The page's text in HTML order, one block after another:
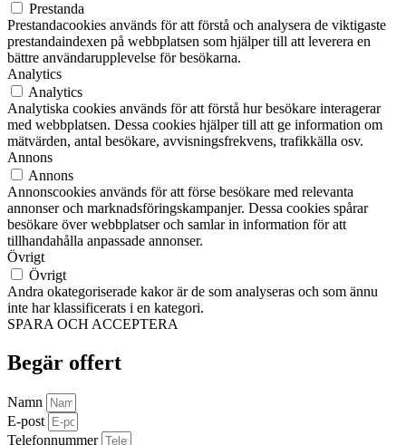
Prestanda
Prestandacookies används för att förstå och analysera de viktigaste
prestandaindexen på webbplatsen som hjälper till att leverera en
bättre användarupplevelse för besökarna.
Analytics
Analytics
Analytiska cookies används för att förstå hur besökare interagerar
med webbplatsen. Dessa cookies hjälper till att ge information om
mätvärden, antal besökare, avvisningsfrekvens, trafikkälla osv.
Annons
Annons
Annonscookies används för att förse besökare med relevanta
annonser och marknadsföringskampanjer. Dessa cookies spårar
besökare över webbplatser och samlar in information för att
tillhandahålla anpassade annonser.
Övrigt
Övrigt
Andra okategoriserade kakor är de som analyseras och som ännu
inte har klassificerats i en kategori.
SPARA OCH ACCEPTERA
Begär offert
Namn
E-post
Telefonnummer